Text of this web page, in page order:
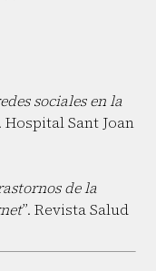
sociales en la
Hospital Sant Joan
de la
”. Revista Salud